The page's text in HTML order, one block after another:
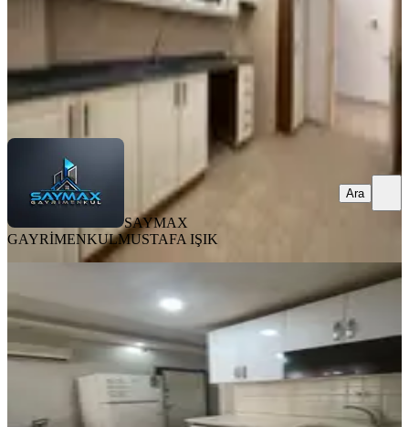
SAYMAX GAYRİMENKULMUSTAFA IŞIK
SAYMAX
GAYRİMENKULMUSTAFA IŞIK
Ara
Seyhan Baraj Yolu 1+1 Eşyalı Kiralık
Seyhan, Yenibaraj Mahallesi
1+1·50 m²·Yüksek giriş·05.08.2026
13.000 ₺